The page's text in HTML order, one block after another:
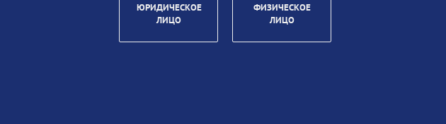
ЮРИДИЧЕСКОЕ
ЛИЦО
ФИЗИЧЕСКОЕ
ЛИЦО